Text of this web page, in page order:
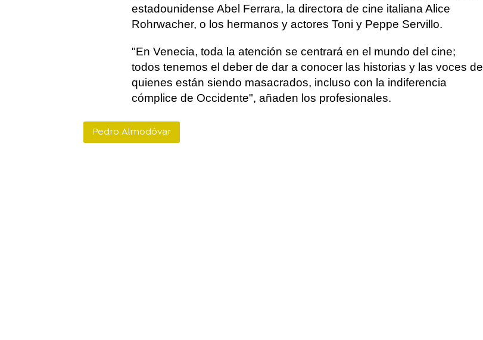
estadounidense Abel Ferrara, la directora de cine italiana Alice
Rohrwacher, o los hermanos y actores Toni y Peppe Servillo.
"En Venecia, toda la atención se centrará en el mundo del cine;
todos tenemos el deber de dar a conocer las historias y las voces de
quienes están siendo masacrados, incluso con la indiferencia
cómplice de Occidente", añaden los profesionales.
Pedro Almodóvar